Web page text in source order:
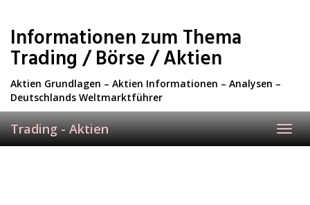
main
content
Informationen zum Thema
Trading / Börse / Aktien
Aktien Grundlagen – Aktien Informationen – Analysen –
Deutschlands Weltmarktführer
Trading - Aktien